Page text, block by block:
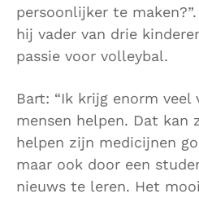
persoonlijker te
hij vader van drie
passie voor volleybal.
Bart: “Ik krijg enorm
mensen helpen. Dat kan
helpen zijn medicijnen
maar ook door een
nieuws te leren. Het